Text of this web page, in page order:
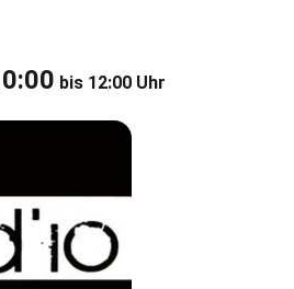
bis 12:00 Uhr